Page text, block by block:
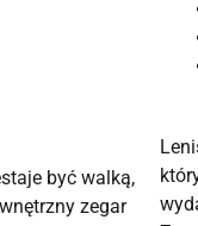
być walką,
zegar